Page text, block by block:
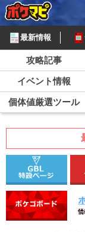
最新情報
攻略記事
イベント情報
個体値厳選ツール